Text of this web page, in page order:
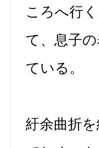
ころへ行
て、息子
ている。
紆余曲折